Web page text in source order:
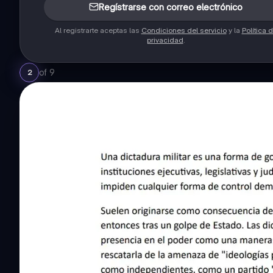
Regístrarse con correo electrónico
Al registrarte aceptas las Condiciones del servicioy la Política
privacidad
2 of 9